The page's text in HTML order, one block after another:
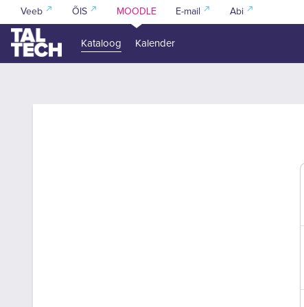
Jäta vahele peasisuni
Veeb ÕIS MOODLE E-mail Abi
Kataloog Kalender